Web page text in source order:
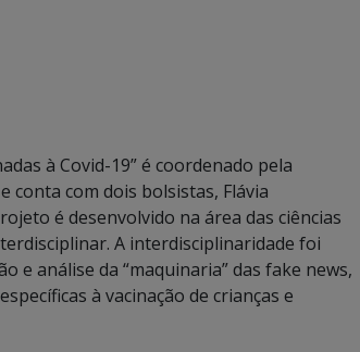
à Covid-19” é coordenado pela
com dois bolsistas, Flávia
é desenvolvido na área das ciências
A interdisciplinaridade foi
e análise da “maquinaria” das fake news,
à vacinação de crianças e